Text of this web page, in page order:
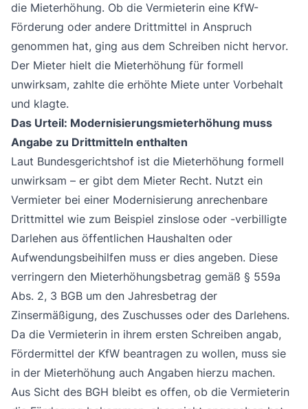
die Mieterhöhung. Ob die Vermieterin eine KfW-
Förderung oder andere Drittmittel in Anspruch
genommen hat, ging aus dem Schreiben nicht hervor.
Der Mieter hielt die Mieterhöhung für formell
unwirksam, zahlte die erhöhte Miete unter Vorbehalt
und klagte.
Das Urteil: Modernisierungsmieterhöhung muss
Angabe zu Drittmitteln enthalten
Laut Bundesgerichtshof ist die Mieterhöhung formell
unwirksam – er gibt dem Mieter Recht. Nutzt ein
Vermieter bei einer Modernisierung anrechenbare
Drittmittel wie zum Beispiel zinslose oder -verbilligte
Darlehen aus öffentlichen Haushalten oder
Aufwendungsbeihilfen muss er dies angeben. Diese
verringern den Mieterhöhungsbetrag gemäß § 559a
Abs. 2, 3 BGB um den Jahresbetrag der
Zinsermäßigung, des Zuschusses oder des Darlehens.
Da die Vermieterin in ihrem ersten Schreiben angab,
Fördermittel der KfW beantragen zu wollen, muss sie
in der Mieterhöhung auch Angaben hierzu machen.
Aus Sicht des BGH bleibt es offen, ob die Vermieterin